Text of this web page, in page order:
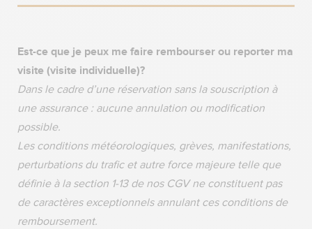
Est-ce que je peux me faire rembourser ou reporter ma
visite (visite individuelle)?
Dans le cadre d’une réservation sans la souscription à
une assurance : aucune annulation ou modification
possible.
Les conditions météorologiques, grèves, manifestations,
perturbations du trafic et autre force majeure telle que
définie à la section 1-13 de nos CGV ne constituent pas
de caractères exceptionnels annulant ces conditions de
remboursement.